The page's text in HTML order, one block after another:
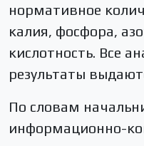
нормативное
калия, фосфора,
кислотность. Все
результаты
По словам
информационно-